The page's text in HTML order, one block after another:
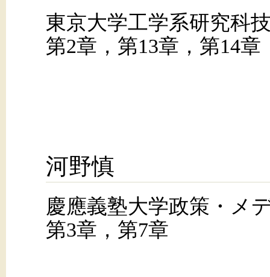
東京大学工学系研究科
第2章，第13章，第14章
河野慎
慶應義塾大学政策・メ
第3章，第7章